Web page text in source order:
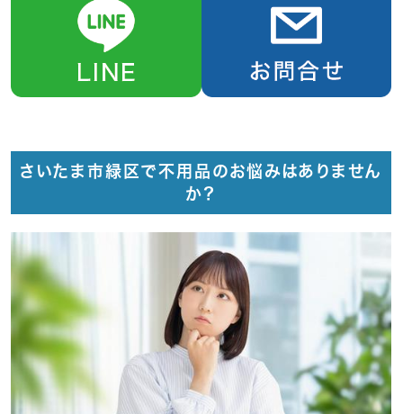
さいたま市緑区で不用品のお悩みはありません
か？